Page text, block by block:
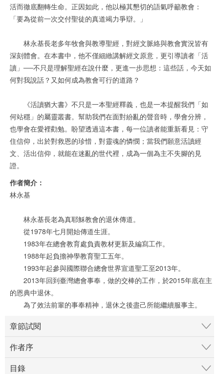
活而徹底翻轉生命。正因如此，他以極其懇切的語氣呼籲教會：
「要為從前一次交付聖徒的真道竭力爭辯。」
林永基長老多年牧會與教導聖經，對經文脈絡與教會實況皆有
深刻體會。在本書中，他不僅細緻講解經文原意，更引導讀者「活
讀」──不只是理解聖經在說什麼，更進一步思想：這些話，今天如
何對我說話？又如何成為教會可行的道路？
《活讀猶大書》不只是一本聖經釋義，也是一本提醒我們「如
何站穩」的屬靈叢書。幫助我們在面對紛亂的聲音時，學會分辨，
也學會在愛裡勸勉。盼望透過這本書，每一位讀者能重新看見：守
住信仰，出於對救恩的珍惜，對靈魂的憐憫；當我們願意活讀經
文、活出信仰，就能在迷亂的世代裡，成為一個為主不失腳的見
證。
作者簡介：
林永基
林永基長老為真耶穌教會的退休傳道。
從1978年七月開始傳道生涯。
1983年在總會教育處負責教材更新及編寫工作。
1988年起負擔神學教育聖工五年。
1993年起參與國際聯合總會世界宣道聖工至2013年。
2013年回到臺灣總會事奉，做的交棒的工作，於2015年底在主
的恩典中退休。
為了效法前輩的事奉精神，退休之後盡己所能繼續服事主。
章節試閱
作者序
目錄